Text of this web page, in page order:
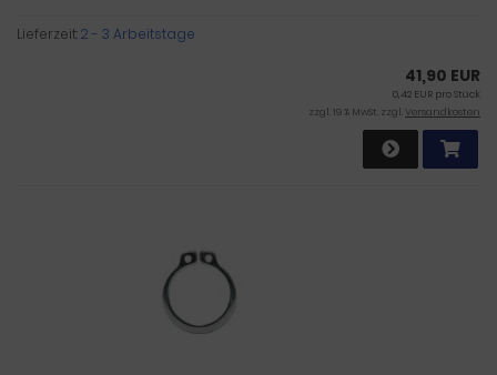
Lieferzeit:2 - 3 Arbeitstage
41,90 EUR
0,42 EUR pro Stück
zzgl. 19 % MwSt. zzgl.Versandkosten